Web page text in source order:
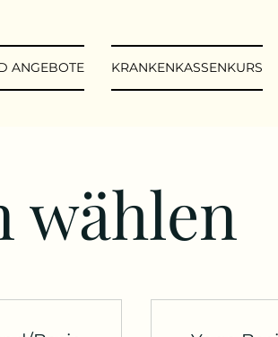
ANGEBOTE KRANKENKASSENKURS
wählen